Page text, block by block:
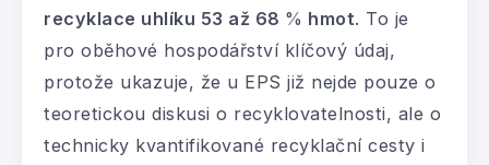
recyklace uhlíku 53 až 68 % hmot. To je
pro oběhové hospodářství klíčový údaj,
protože ukazuje, že u EPS již nejde pouze o
teoretickou diskusi o recyklovatelnosti, ale o
technicky kvantifikované recyklační cesty i